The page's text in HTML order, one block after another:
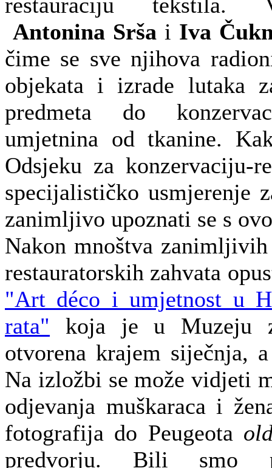
Antonina Srša i Iva
čime se sve njihova
objekata i izrade lutaka
predmeta do
umjetnina od tkanine.
Odsjeku za konzervaciju-
specijalističko usmjerenje
zanimljivo upoznati se s
Nakon mnoštva
restauratorskih zahvata
"Art déco i umjetnost u
rata" koja je u Muzeju
otvorena krajem siječnja,
Na izložbi se može vidjeti
odjevanja muškaraca i
fotografija do Peugeota
predvorju. Bili smo